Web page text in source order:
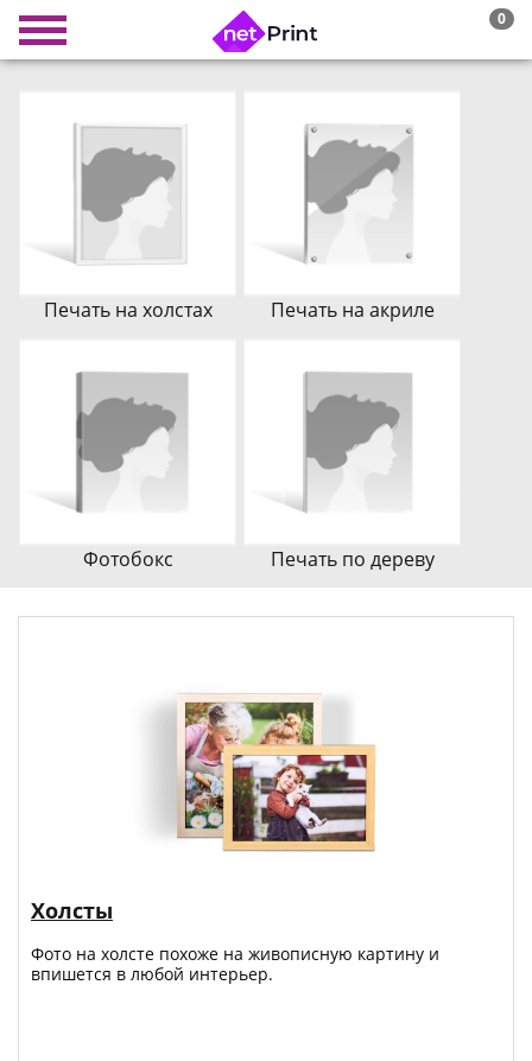
0
Печать на холстах Печать на акриле
Фотобокс Печать по дереву
Холсты
Фото на холсте похоже на живописную картину и
впишется в любой интерьер.